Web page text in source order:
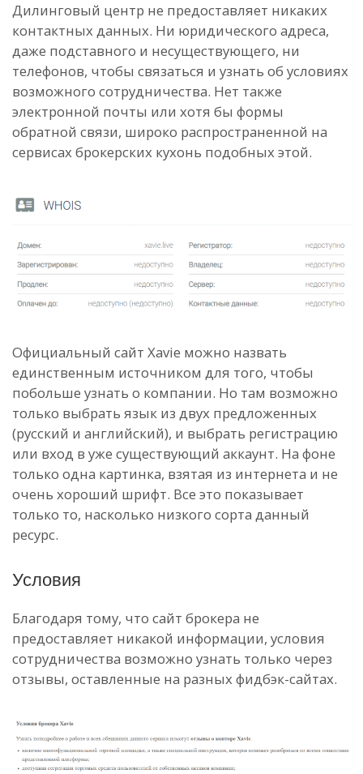
Дилинговый центр не предоставляет никаких
контактных данных. Ни юридического адреса,
даже подставного и несуществующего, ни
телефонов, чтобы связаться и узнать об условиях
возможного сотрудничества. Нет также
электронной почты или хотя бы формы
обратной связи, широко распространенной на
сервисах брокерских кухонь подобных этой.
Официальный сайт Xavie можно назвать
единственным источником для того, чтобы
побольше узнать о компании. Но там возможно
только выбрать язык из двух предложенных
(русский и английский), и выбрать регистрацию
или вход в уже существующий аккаунт. На фоне
только одна картинка, взятая из интернета и не
очень хороший шрифт. Все это показывает
только то, насколько низкого сорта данный
ресурс.
Условия
Благодаря тому, что сайт брокера не
предоставляет никакой информации, условия
сотрудничества возможно узнать только через
отзывы, оставленные на разных фидбэк-сайтах.